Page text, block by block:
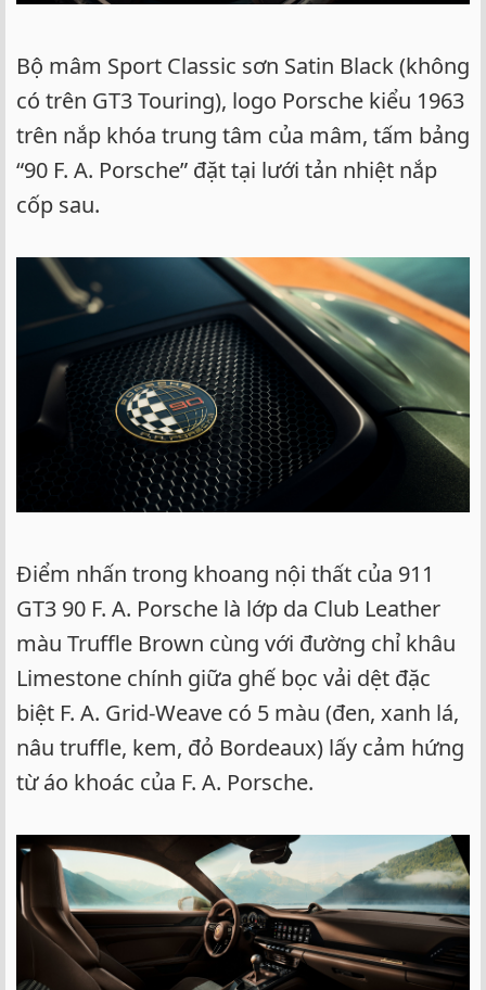
Bộ mâm Sport Classic sơn Satin Black (không
có trên GT3 Touring), logo Porsche kiểu 1963
trên nắp khóa trung tâm của mâm, tấm bảng
“90 F. A. Porsche” đặt tại lưới tản nhiệt nắp
cốp sau.
Điểm nhấn trong khoang nội thất của 911
GT3 90 F. A. Porsche là lớp da Club Leather
màu Truffle Brown cùng với đường chỉ khâu
Limestone chính giữa ghế bọc vải dệt đặc
biệt F. A. Grid-Weave có 5 màu (đen, xanh lá,
nâu truffle, kem, đỏ Bordeaux) lấy cảm hứng
từ áo khoác của F. A. Porsche.